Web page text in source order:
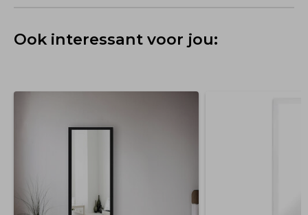
Ook interessant voor jou: